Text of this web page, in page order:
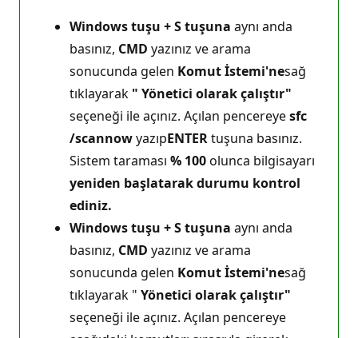
Windows tuşu + S tuşuna aynı anda
basınız, CMD yazınız ve arama
sonucunda gelen Komut İstemi'nesağ
tıklayarak " Yönetici olarak çalıştır"
seçeneği ile açınız. Açılan pencereyesfc
/scannowyazıpENTERtuşuna basınız.
Sistem taraması % 100olunca bilgisayarı
yeniden başlatarak durumu kontrol
ediniz.
Windows tuşu + S tuşuna aynı anda
basınız, CMD yazınız ve arama
sonucunda gelen Komut İstemi'nesağ
tıklayarak " Yönetici olarak çalıştır"
seçeneği ile açınız. Açılan pencereye